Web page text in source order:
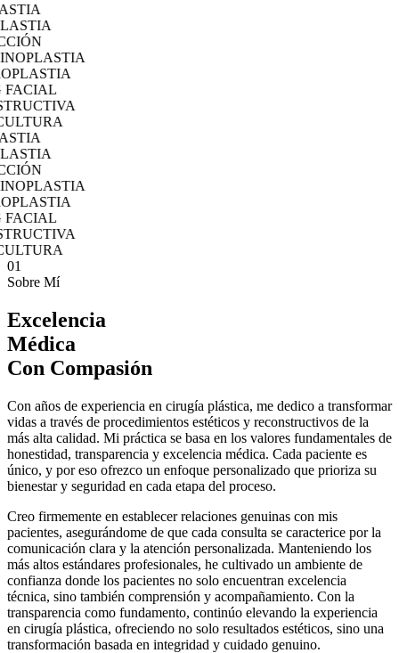
01
Sobre Mí
Excelencia
Médica
Con Compasión
Con años de experiencia en cirugía plástica, me dedico a transformar
vidas a través de procedimientos estéticos y reconstructivos de la
más alta calidad. Mi práctica se basa en los valores fundamentales de
honestidad, transparencia y excelencia médica. Cada paciente es
único, y por eso ofrezco un enfoque personalizado que prioriza su
bienestar y seguridad en cada etapa del proceso.
Creo firmemente en establecer relaciones genuinas con mis
pacientes, asegurándome de que cada consulta se caracterice por la
comunicación clara y la atención personalizada. Manteniendo los
más altos estándares profesionales, he cultivado un ambiente de
confianza donde los pacientes no solo encuentran excelencia
técnica, sino también comprensión y acompañamiento. Con la
transparencia como fundamento, continúo elevando la experiencia
en cirugía plástica, ofreciendo no solo resultados estéticos, sino una
transformación basada en integridad y cuidado genuino.